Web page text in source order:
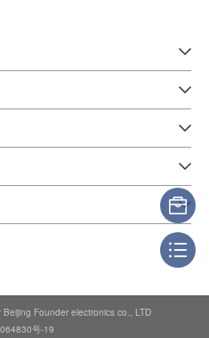
Founder electronics co., LTD
号-19